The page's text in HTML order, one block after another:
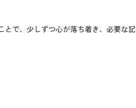
とで、少しずつ心が落ち着き、必要な記